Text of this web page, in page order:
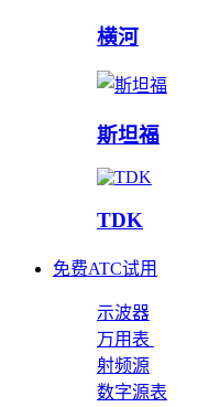
横河
斯坦福
TDK
免费ATC试用
示波器
万用表
射频源
数字源表